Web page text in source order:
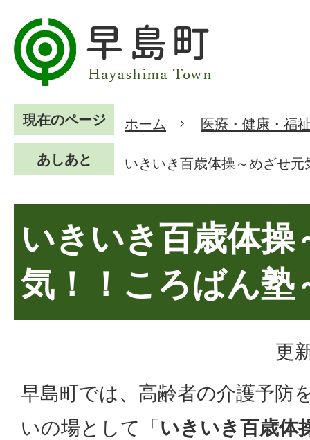
現在のページ ホーム 医療・健康・福
あしあと いきいき百歳体操～めざせ
いきいき百歳体操
気！！ころばん塾
更
早島町では、高齢者の介護予防
いの場として「いきいき百歳体